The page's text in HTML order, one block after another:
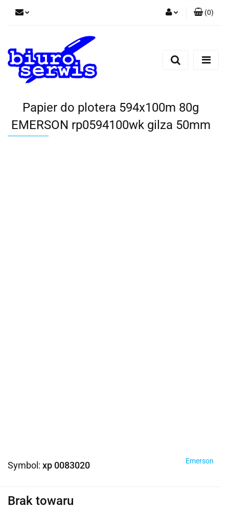
Zarejestruj się
(0)
Papier do plotera 594x100m 80g
EMERSON rp0594100wk gilza 50mm
Symbol: xp 0083020 Emerson
Brak towaru